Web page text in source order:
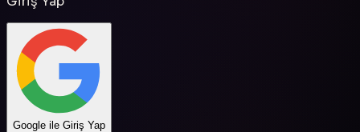
Google ile Giriş Yap